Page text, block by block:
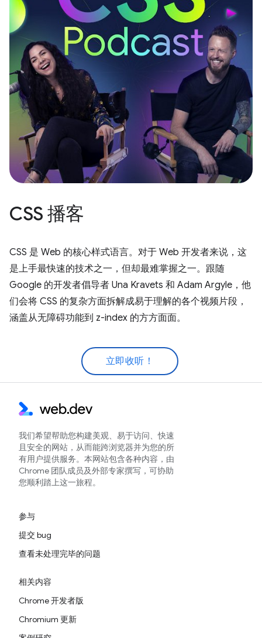
CSS 播客
CSS 是 Web 的核心样式语言。对于 Web 开发者来说，这
是上手最快速的技术之一，但却最难掌握之一。跟随
Google 的开发者倡导者 Una Kravets 和 Adam Argyle，他
们会将 CSS 的复杂方面拆解成易于理解的各个视频片段，
涵盖从无障碍功能到 z-index 的方方面面。
立即收听！
我们希望帮助您构建美观、易于访问、快速
且安全的网站，从而能跨浏览器并为您的所
有用户提供服务。本网站包含各种内容，由
Chrome 团队成员及外部专家撰写，可协助
您顺利踏上这一旅程。
参与
提交 bug
查看未处理完毕的问题
相关内容
Chrome 开发者版
Chromium 更新